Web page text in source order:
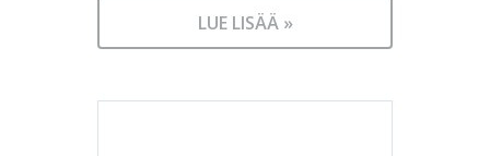
LUE LISÄÄ »